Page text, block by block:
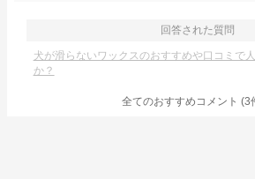
回答された質問
犬が滑らないワックスのおすすめや口コミで
か？
全てのおすすめコメント (3